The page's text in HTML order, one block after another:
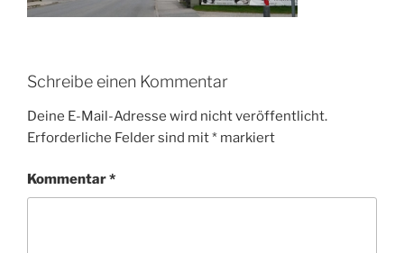
Schreibe einen Kommentar
Deine E-Mail-Adresse wird nicht veröffentlicht.
Erforderliche Felder sind mit* markiert
Kommentar*